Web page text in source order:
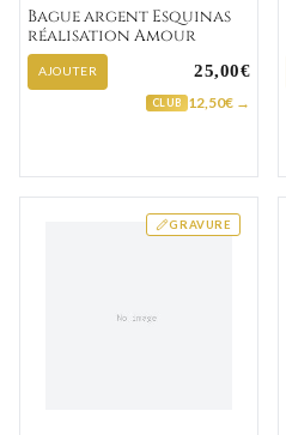
Bague argent Esquinas
réalisation Amour
AJOUTER 25,00€
CLUB 12,50€ →
GRAVURE